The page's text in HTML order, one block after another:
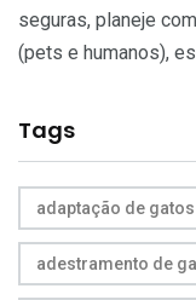
seguras, planeje
(pets e humanos),
Tags
adaptação de gatos
adestramento de